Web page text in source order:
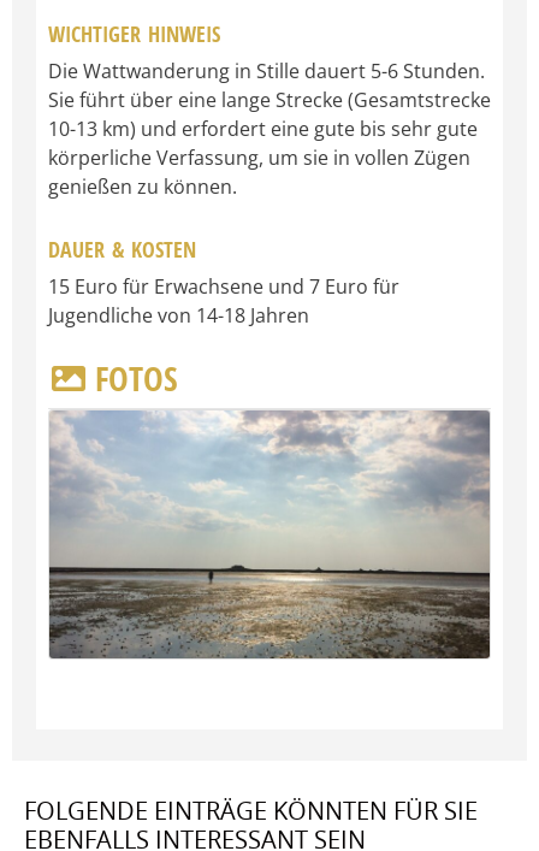
WICHTIGER HINWEIS
Die Wattwanderung in Stille dauert 5-6 Stunden.
Sie führt über eine lange Strecke (Gesamtstrecke
10-13 km) und erfordert eine gute bis sehr gute
körperliche Verfassung, um sie in vollen Zügen
genießen zu können.
DAUER & KOSTEN
15 Euro für Erwachsene und 7 Euro für
Jugendliche von 14-18 Jahren
FOTOS
FOLGENDE EINTRÄGE KÖNNTEN FÜR SIE
EBENFALLS INTERESSANT SEIN